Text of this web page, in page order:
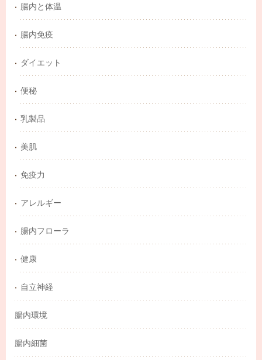
腸内と体温
腸内免疫
ダイエット
便秘
乳製品
美肌
免疫力
アレルギー
腸内フローラ
健康
自立神経
腸内環境
腸内細菌